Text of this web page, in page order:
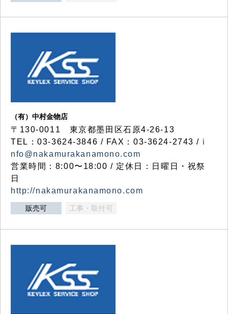
（有）中村金物店
〒130-0011 東京都墨田区石原4-26-13
TEL：03-3624-3846 / FAX：03-3624-2743 / i
nfo@nakamurakanamono.com
営業時間：8:00〜18:00 / 定休日：日曜日・祝祭
日
http://nakamurakanamono.com
販売可 工事・取付可